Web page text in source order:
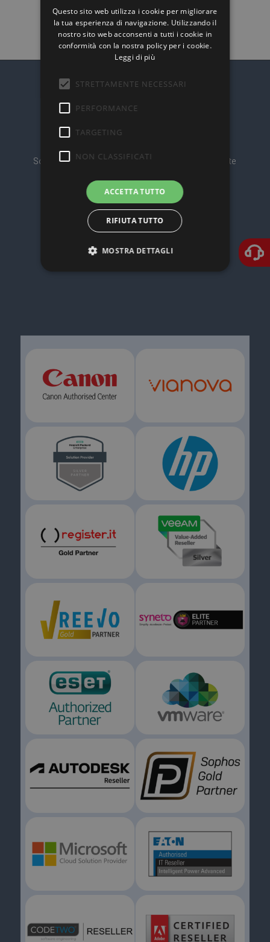
Soluzioni IT & Printing vicine al Cliente e all’Ambiente
Questo sito web utilizza i cookie per migliorare
la tua esperienza di navigazione. Utilizzando il
nostro sito web acconsenti a tutti i cookie in
conformità con la nostra policy per i cookie.
Leggi di più
STRETTAMENTE NECESSARI
PERFORMANCE
TARGETING
NON CLASSIFICATI
ACCETTA TUTTO
RIFIUTA TUTTO
MOSTRA DETTAGLI